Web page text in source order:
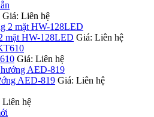
Giá: Liên hệ
mặt HW-128LED Giá: Liên hệ
Giá: Liên hệ
AED-819 Giá: Liên hệ
Liên hệ